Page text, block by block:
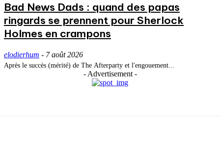
Bad News Dads : quand des papas
ringards se prennent pour Sherlock
Holmes en crampons
elodierhum - 7 août 2026
Après le succès (mérité) de The Afterparty et l'engouement...
- Advertisement -